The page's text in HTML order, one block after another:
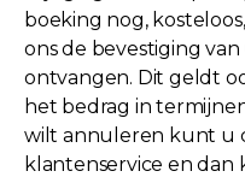
boeking nog,
ons de bevestiging
ontvangen. Dit geldt
het bedrag in
wilt annuleren kunt u
klantenservice en